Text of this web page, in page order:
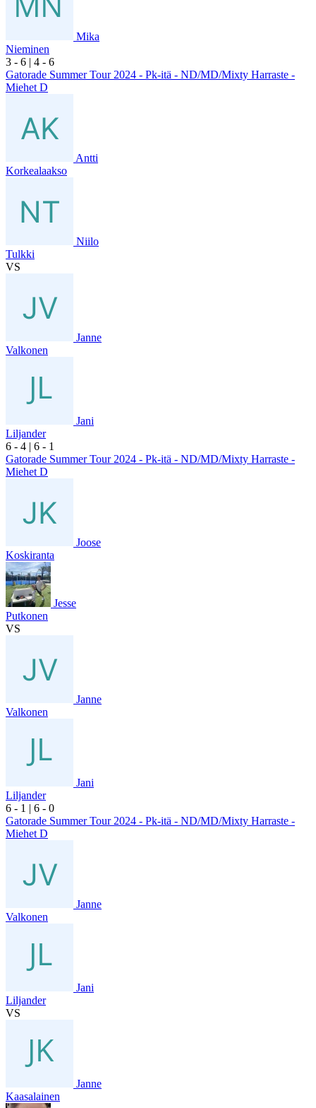
Mika
Nieminen
3 - 6 | 4 - 6
Gatorade Summer Tour 2024 - Pk-itä - ND/MD/Mixty Harraste -
Miehet D
Antti
Korkealaakso
Niilo
Tulkki
VS
Janne
Valkonen
Jani
Liljander
6 - 4 | 6 - 1
Gatorade Summer Tour 2024 - Pk-itä - ND/MD/Mixty Harraste -
Miehet D
Joose
Koskiranta
Jesse
Putkonen
VS
Janne
Valkonen
Jani
Liljander
6 - 1 | 6 - 0
Gatorade Summer Tour 2024 - Pk-itä - ND/MD/Mixty Harraste -
Miehet D
Janne
Valkonen
Jani
Liljander
VS
Janne
Kaasalainen